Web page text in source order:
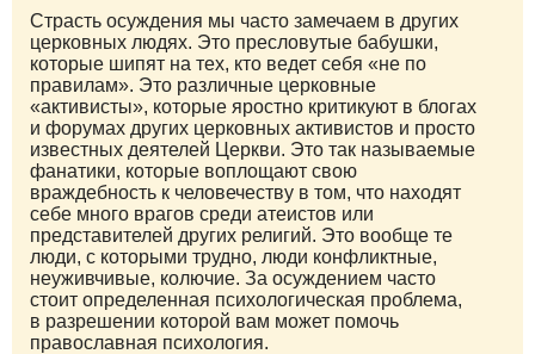
Страсть осуждения мы часто замечаем в других
церковных людях. Это пресловутые бабушки,
которые шипят на тех, кто ведет себя «не по
правилам». Это различные церковные
«активисты», которые яростно критикуют в блогах
и форумах других церковных активистов и просто
известных деятелей Церкви. Это так называемые
фанатики, которые воплощают свою
враждебность к человечеству в том, что находят
себе много врагов среди атеистов или
представителей других религий. Это вообще те
люди, с которыми трудно, люди конфликтные,
неуживчивые, колючие. За осуждением часто
стоит определенная психологическая проблема,
в разрешении которой вам может помочь
православная психология.